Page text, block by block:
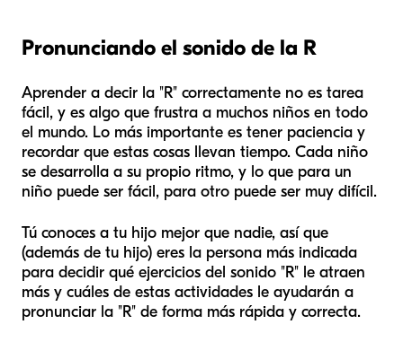
Pronunciando el sonido de la R
Aprender a decir la "R" correctamente no es tarea
fácil, y es algo que frustra a muchos niños en todo
el mundo. Lo más importante es tener paciencia y
recordar que estas cosas llevan tiempo. Cada niño
se desarrolla a su propio ritmo, y lo que para un
niño puede ser fácil, para otro puede ser muy difícil.
Tú conoces a tu hijo mejor que nadie, así que
(además de tu hijo) eres la persona más indicada
para decidir qué ejercicios del sonido "R" le atraen
más y cuáles de estas actividades le ayudarán a
pronunciar la "R" de forma más rápida y correcta.